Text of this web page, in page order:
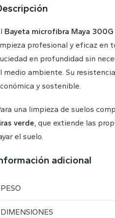
Bayeta microfibra Maya
profesional y eficaz en
en profundidad sin
medio ambiente. Su
y sostenible.
una limpieza de suelos
verde , que extiende las
el suelo.
adicional
PESO
DIMENSIONES